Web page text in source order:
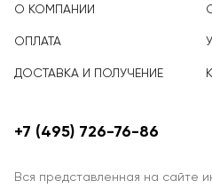
О КОМПАНИИ
ОПЛАТА
ДОСТАВКА И ПОЛУЧЕНИЕ
Вся представленная на сайте
+7 (495) 726-76-86